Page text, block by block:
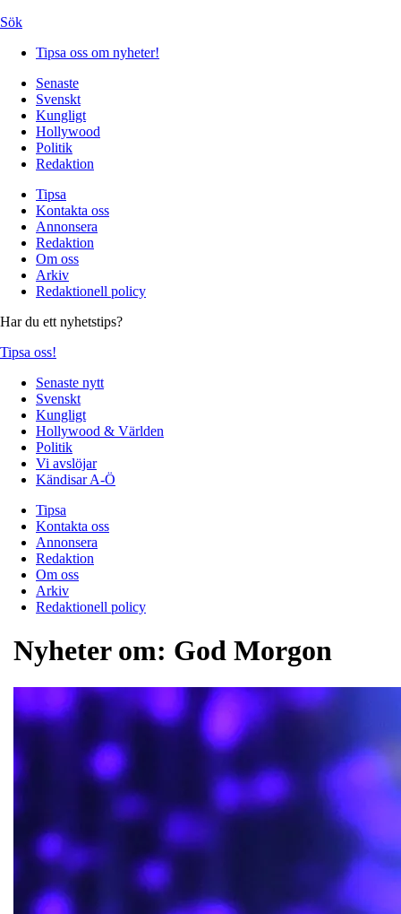
Sök
Tipsa oss om nyheter!
Senaste
Svenskt
Kungligt
Hollywood
Politik
Redaktion
Tipsa
Kontakta oss
Annonsera
Redaktion
Om oss
Arkiv
Redaktionell policy
Har du ett nyhetstips?
Tipsa oss!
Senaste nytt
Svenskt
Kungligt
Hollywood & Världen
Politik
Vi avslöjar
Kändisar A-Ö
Tipsa
Kontakta oss
Annonsera
Redaktion
Om oss
Arkiv
Redaktionell policy
Nyheter om: God Morgon